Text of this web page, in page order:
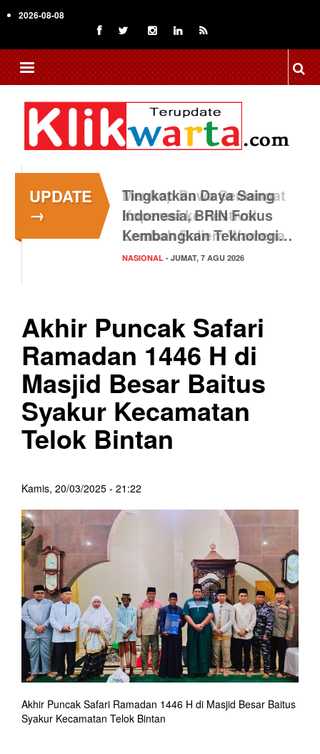
to
content
2026-08-08
UPDATE
→
Tingkatkan Daya Saing
Indonesia, BRIN Fokus
Kembangkan Teknologi…
NASIONAL - JUMAT, 7 AGU 2026
Akhir Puncak Safari
Ramadan 1446 H di
Masjid Besar Baitus
Syakur Kecamatan
Telok Bintan
Kamis, 20/03/2025 - 21:22
Akhir Puncak Safari Ramadan 1446 H di Masjid Besar Baitus
Syakur Kecamatan Telok Bintan